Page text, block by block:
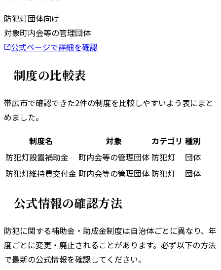
防犯灯団体向け
対象町内会等の管理団体
公式ページで詳細を確認
制度の比較表
帯広市で確認できた2件の制度を比較しやすいよう表にまと
めました。
制度名
対象 カテゴリ 種別
防犯灯設置補助金
町内会等の管理団体 防犯灯
団体
防犯灯維持費交付金 町内会等の管理団体 防犯灯 団体
公式情報の確認方法
防犯に関する補助金・助成金制度は自治体ごとに異なり、年
度ごとに変更・廃止されることがあります。 必ず以下の方法
で最新の公式情報を確認してください。